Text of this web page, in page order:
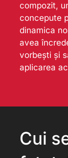
compozit,
concepute
dinamica
avea
vorbești și
aplicarea
Cui